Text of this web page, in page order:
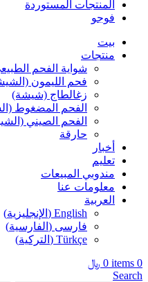
المنتجات المستوردة
فوجو
بيت
منتجات
شواية الفحم
فحم الليمون
زغالطاج (شيشة)
الفحم المضغوط
الفحم الصيني
حارقة
أخبار
تعليم
مندوبي المبيعات
معلومات عنا
العربية
English
( الإنجليزية)
فارسی ( الفارسية)
Türkçe
( التركية)
0
items
0 ﷼
Search